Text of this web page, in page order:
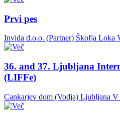
Prvi pes
Invida d.o.o. (Partner) Škofja Loka
36. and 37. Ljubljana
(LIFFe)
Cankarjev dom (Vodja) Ljubljana V